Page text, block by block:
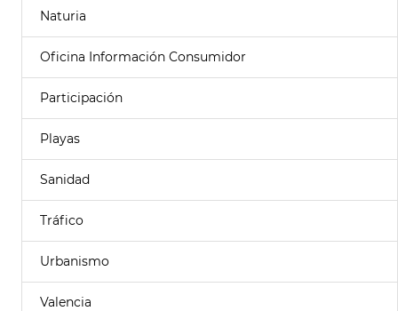
Naturia
Oficina Información Consumidor
Participación
Playas
Sanidad
Tráfico
Urbanismo
Valencia